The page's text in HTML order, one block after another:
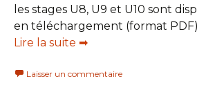
les stages U8, U9 et U10 sont
en téléchargement (format
Lire la suite ➡
Laisser un commentaire